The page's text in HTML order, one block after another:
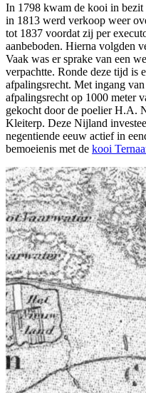
In 1798 kwam de kooi in
in 1813 werd verkoop weer
tot 1837 voordat zij per
aanbeboden. Hierna volgden
Vaak was er sprake van een
verpachtte. Ronde deze tijd is
afpalingsrecht. Met ingang
afpalingsrecht op 1000 meter
gekocht door de poelier H.A.
Kleiterp. Deze Nijland
negentiende eeuw actief in
bemoeienis met de kooi